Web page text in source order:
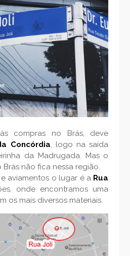
compras no Brás, deve
Concórdia , logo na saída
da Madrugada. Mas o
não fica nessa região.
aviamentos o lugar é a Rua
onde encontramos uma
os mais diversos materiais.